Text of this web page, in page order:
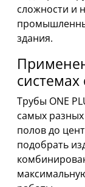
сложности и
здания.
Трубы ONE
самых
полов до
подобрать